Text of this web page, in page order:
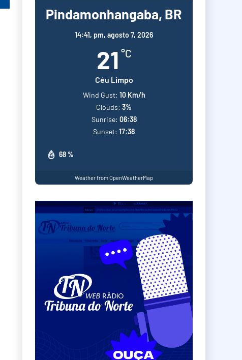
Pindamonhangaba, BR
14:41, pm, agosto 7, 2026
21 °C
Céu Limpo
68 %
Wind Gust: 10 Km/h
Clouds: 3%
Sunrise: 06:38
Sunset: 17:38
Weather from OpenWeatherMap